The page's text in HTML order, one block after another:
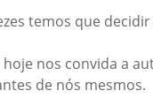
temos que
hoje nos convida a
de nós mesmos.